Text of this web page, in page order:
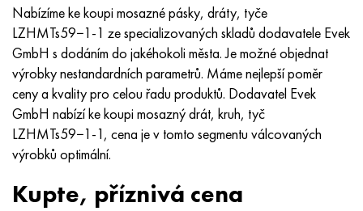
Nabízíme ke koupi mosazné pásky, dráty, tyče
LZHMTs59−1-1 ze specializovaných skladů dodavatele Evek
GmbH s dodáním do jakéhokoli města. Je možné objednat
výrobky nestandardních parametrů. Máme nejlepší poměr
ceny a kvality pro celou řadu produktů. Dodavatel Evek
GmbH nabízí ke koupi mosazný drát, kruh, tyč
LZHMTs59−1-1, cena je v tomto segmentu válcovaných
výrobků optimální.
Kupte, příznivá cena